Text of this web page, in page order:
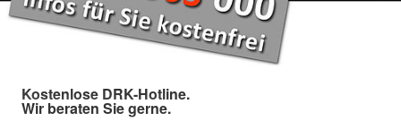
Kostenlose DRK-Hotline.
Wir beraten Sie gerne.